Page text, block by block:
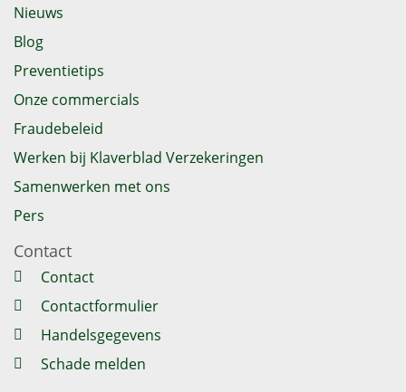
Nieuws
Blog
Preventietips
Onze commercials
Fraudebeleid
Werken bij Klaverblad Verzekeringen
Samenwerken met ons
Pers
Contact
Contact
Contactformulier
Handelsgegevens
Schade melden